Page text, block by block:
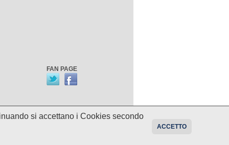
FAN PAGE
programmi potrebbero essere
si accettano i Cookies secondo
ACCETTO